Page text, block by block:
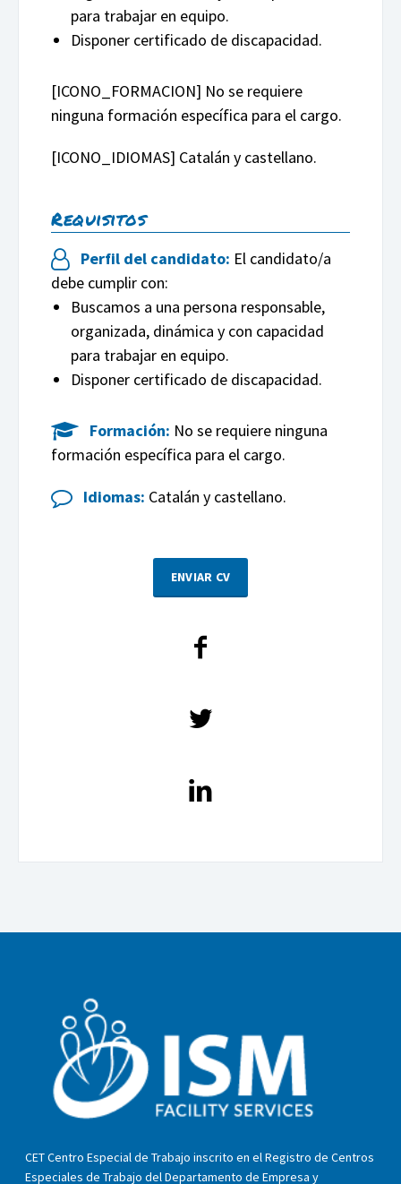
para trabajar en equipo.
Disponer certificado de discapacidad.
[ICONO_FORMACION] No se requiere
ninguna formación específica para el cargo.
[ICONO_IDIOMAS] Catalán y castellano.
Requisitos
Perfil del candidato: El candidato/a
debe cumplir con:
Buscamos a una persona responsable,
organizada, dinámica y con capacidad
para trabajar en equipo.
Disponer certificado de discapacidad.
Formación: No se requiere ninguna
formación específica para el cargo.
Idiomas: Catalán y castellano.
ENVIAR CV
CET Centro Especial de Trabajo inscrito en el Registro de Centros
Especiales de Trabajo del Departamento de Empresa y